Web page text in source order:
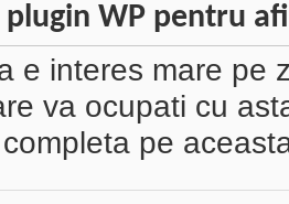
plugin WP pentru
e interes mare pe
va ocupati cu
pe